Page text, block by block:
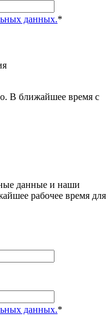
данных.*
В ближайшее время с
данные и наши
рабочее время для
данных.*